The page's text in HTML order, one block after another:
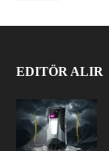
EDITÖR ALIR